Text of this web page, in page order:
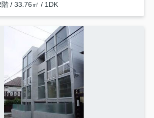
階 / 33.76㎡ / 1DK